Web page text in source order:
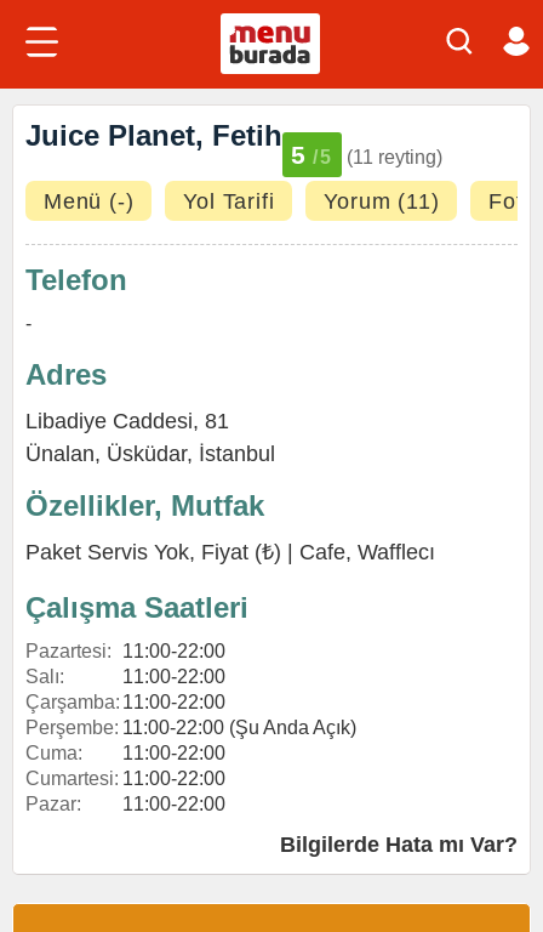
Juice Planet, Fetih
5 /5 (11 reyting)
Menü (-) Yol Tarifi Yorum (11)
Telefon
-
Adres
Libadiye Caddesi, 81
Ünalan, Üsküdar, İstanbul
Özellikler, Mutfak
Paket Servis Yok, Fiyat (₺) | Cafe, Wafflecı
Çalışma Saatleri
Pazartesi:
11:00-22:00
Salı:
11:00-22:00
Çarşamba: 11:00-22:00
Perşembe: 11:00-22:00 (Şu Anda Açık)
Cuma:
11:00-22:00
Cumartesi: 11:00-22:00
Pazar:
11:00-22:00
Bilgilerde Hata mı Var?